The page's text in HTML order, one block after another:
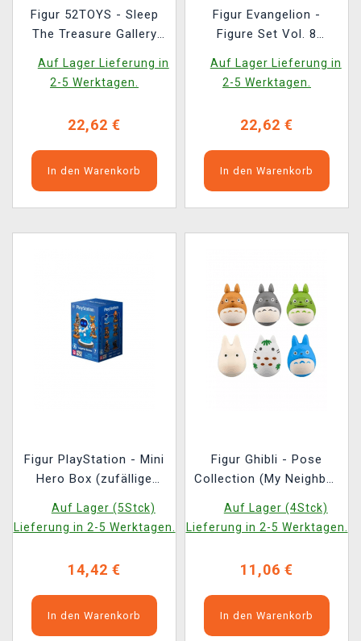
Figur 52TOYS - Sleep
The Treasure Gallery
Auf Lager Lieferung in
2-5 Werktagen.
22,62 €
In den Warenkorb
Figur Evangelion -
Figure Set Vol. 8
Auf Lager Lieferung in
2-5 Werktagen.
22,62 €
In den Warenkorb
Figur PlayStation - Mini
Hero Box (zufällige
Auf Lager (5Stck)
Lieferung in 2-5 Werktagen.
14,42 €
In den Warenkorb
Figur Ghibli - Pose
Collection (My Neighbor
Auswahl)
Auf Lager (4Stck)
Lieferung in 2-5 Werktagen.
11,06 €
In den Warenkorb